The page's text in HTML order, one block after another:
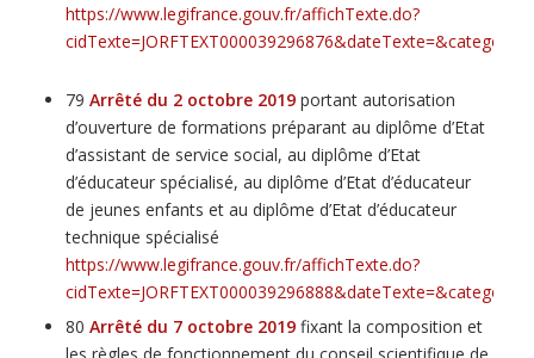
https://www.legifrance.gouv.fr/affichTexte.do?
79 Arrêté du 2 octobre 2019portant autorisation
d’ouverture de formations préparant au diplôme d’Etat
d’assistant de service social, au diplôme d’Etat
d’éducateur spécialisé, au diplôme d’Etat d’éducateur
de jeunes enfants et au diplôme d’Etat d’éducateur
technique spécialisé
https://www.legifrance.gouv.fr/affichTexte.do?
80 Arrêté du 7 octobre 2019fixant la composition et
les règles de fonctionnement du conseil scientifique de